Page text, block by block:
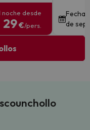
noche desde
29€/pers.
de